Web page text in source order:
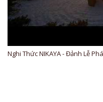
Nghi Thức NIKAYA - Đảnh Lễ